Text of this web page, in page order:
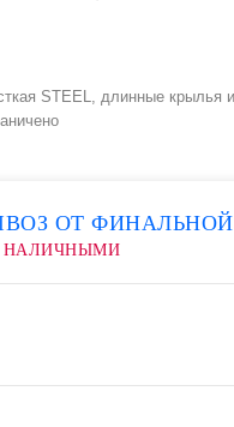
STEEL, длинные
ОТ
НАЛИЧНЫМИ